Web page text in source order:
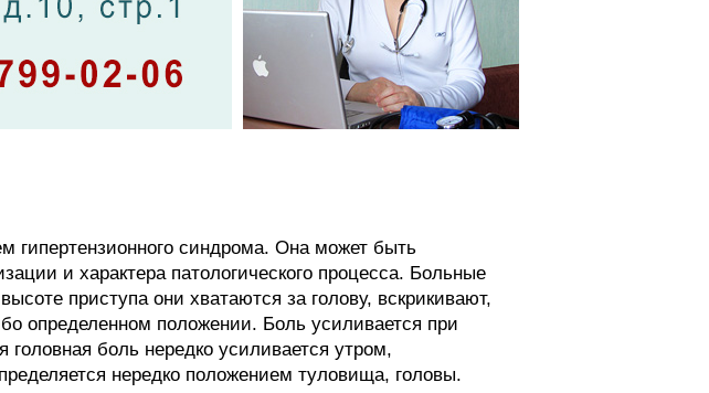
гипертензионного синдрома. Она может быть
и характера патологического процесса. Больные
приступа они хватаются за голову, вскрикивают,
определенном положении. Боль усиливается при
головная боль нередко усиливается утром,
нередко положением туловища, головы.